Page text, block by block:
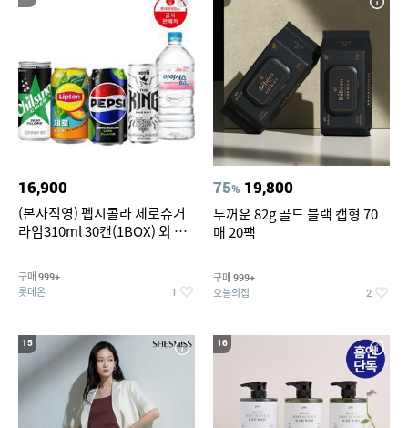
16,900
(본사직영) 펩시콜라 제로슈거
라임310ml 30캔(1BOX) 외 롯
구매 999+
롯데온 1
75% 19,800
두꺼운 82g 골드 블랙 캡형 70
매 20팩
구매 999+
오늘의집 2
15 16